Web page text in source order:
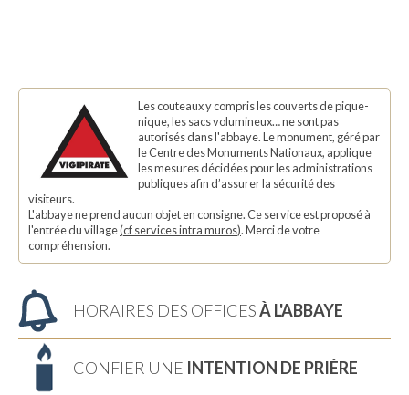
Les couteaux y compris les couverts de pique-
nique, les sacs volumineux… ne sont pas
autorisés dans l'abbaye. Le monument, géré par
le Centre des Monuments Nationaux, applique
les mesures décidées pour les administrations
publiques afin d’assurer la sécurité des
visiteurs.
L'abbaye ne prend aucun objet en consigne. Ce service est proposé à
l'entrée du village(cf services intra muros). Merci de votre
compréhension.
HORAIRES DES OFFICESÀ L'ABBAYE
CONFIER UNE INTENTION DE PRIÈRE